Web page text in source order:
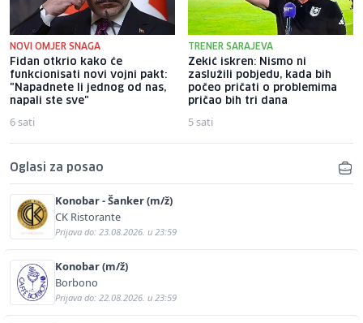
NOVI OMJER SNAGA
Fidan otkrio kako će
funkcionisati novi vojni pakt:
"Napadnete li jednog od nas,
napali ste sve"
6 sati
TRENER SARAJEVA
Zekić iskren: Nismo ni
zaslužili pobjedu, kada bih
počeo pričati o problemima
pričao bih tri dana
5 sati
Oglasi za posao
Konobar - Šanker (m/ž)
CK Ristorante
Prijava do: 23.08.2026. u 23:59
Konobar (m/ž)
Borbono
Prijava do: 22.08.2026. u 23:59